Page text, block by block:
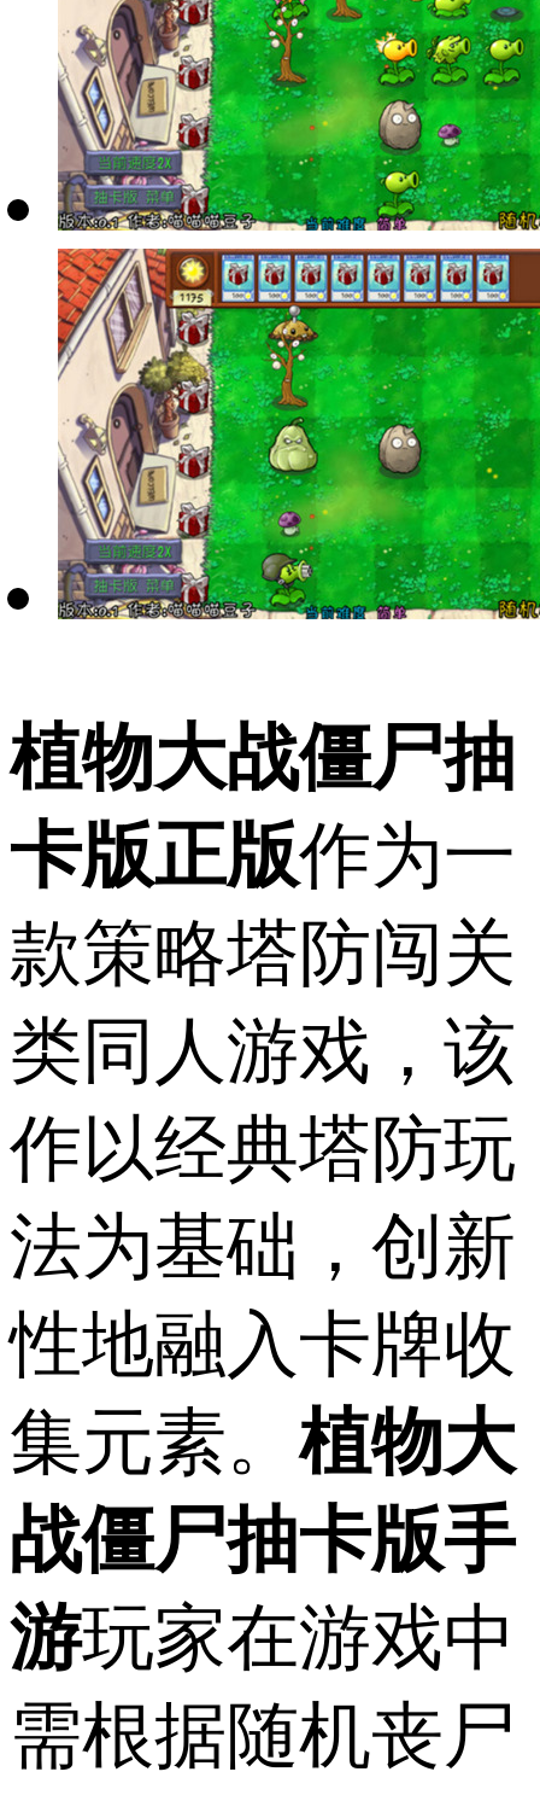
植物大战僵尸抽
卡版正版作为一
款策略塔防闯关
类同人游戏，该
作以经典塔防玩
法为基础，创新
性地融入卡牌收
集元素。植物大
战僵尸抽卡版手
游玩家在游戏中
需根据随机丧尸